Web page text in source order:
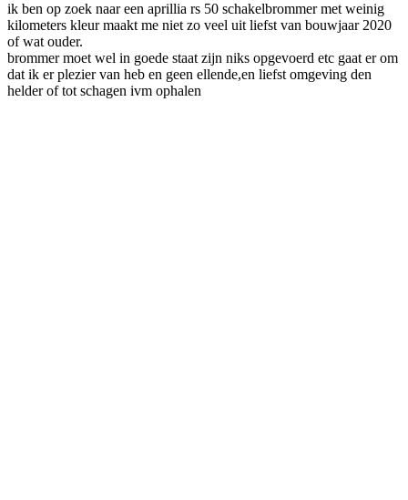
ik ben op zoek naar een aprillia rs 50 schakelbrommer met weinig
kilometers kleur maakt me niet zo veel uit liefst van bouwjaar 2020
of wat ouder.
brommer moet wel in goede staat zijn niks opgevoerd etc gaat er om
dat ik er plezier van heb en geen ellende,en liefst omgeving den
helder of tot schagen ivm ophalen